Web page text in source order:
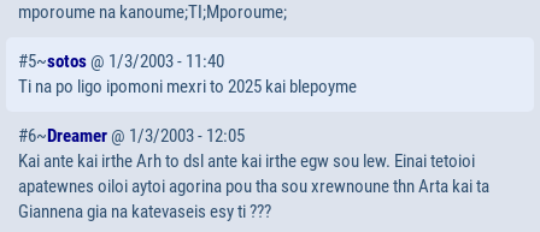
mporoume na kanoume;TI;Mporoume;
#5~sotos@ 1/3/2003 - 11:40
Ti na po ligo ipomoni mexri to 2025 kai blepoyme
#6~Dreamer @ 1/3/2003 - 12:05
Kai ante kai irthe Arh to dsl ante kai irthe egw sou lew. Einai tetoioi
apatewnes oiloi aytoi agorina pou tha sou xrewnoune thn Arta kai ta
Giannena gia na katevaseis esy ti ???